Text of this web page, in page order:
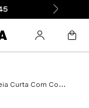
Curta Com Corações - Preto